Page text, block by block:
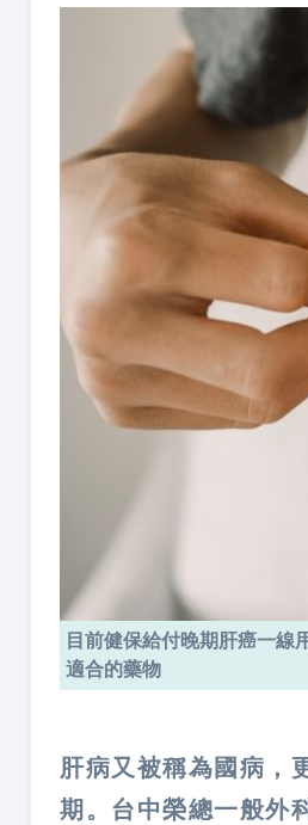
目前健保給付晚期肝癌一線
適合的藥物
肝病又被稱為國病，
期。台中榮總一般外